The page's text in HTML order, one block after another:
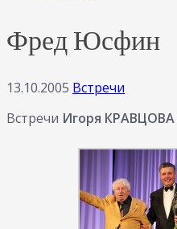
Фред Юсфин
13.10.2005 Встречи
Встречи Игоря КРАВЦОВА